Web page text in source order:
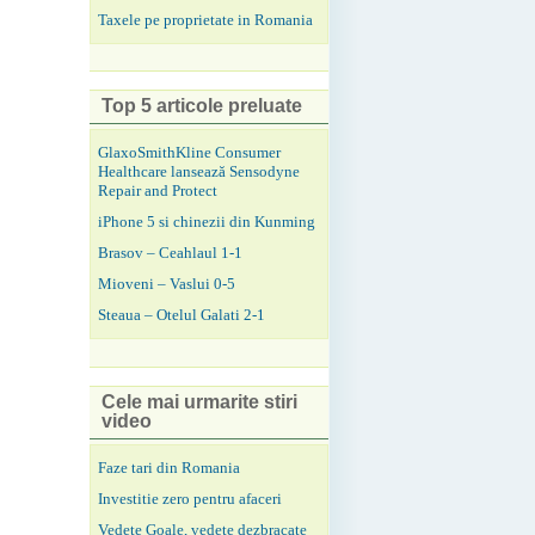
Taxele pe proprietate in Romania
Top 5 articole preluate
GlaxoSmithKline Consumer
Healthcare lansează Sensodyne
Repair and Protect
iPhone 5 si chinezii din Kunming
Brasov – Ceahlaul 1-1
Mioveni – Vaslui 0-5
Steaua – Otelul Galati 2-1
Cele mai urmarite stiri
video
Faze tari din Romania
Investitie zero pentru afaceri
Vedete Goale, vedete dezbracate